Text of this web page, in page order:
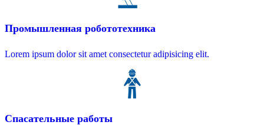
Промышленная робототехника
Lorem ipsum dolor sit amet consectetur adipisicing elit.
Спасательные работы